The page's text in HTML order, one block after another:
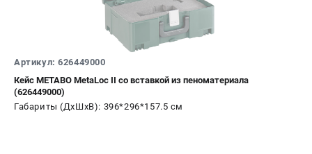
Артикул: 626449000
Кейс METABO MetaLoc II со вставкой из пеноматериала
(626449000)
Габариты (ДхШхВ): 396*296*157.5 см